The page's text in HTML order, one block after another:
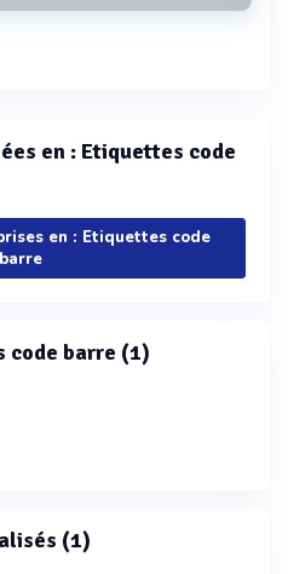
en : Etiquettes code
en : Etiquettes code
barre
code barre (1)
(1)